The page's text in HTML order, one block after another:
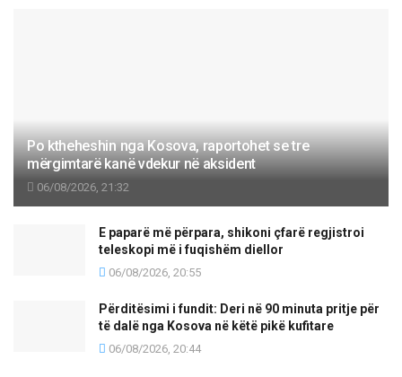
Po ktheheshin nga Kosova, raportohet se tre
mërgimtarë kanë vdekur në aksident
06/08/2026, 21:32
E paparë më përpara, shikoni çfarë regjistroi
teleskopi më i fuqishëm diellor
06/08/2026, 20:55
Përditësimi i fundit: Deri në 90 minuta pritje për
të dalë nga Kosova në këtë pikë kufitare
06/08/2026, 20:44